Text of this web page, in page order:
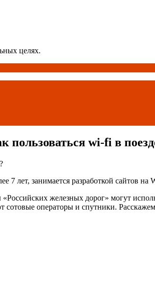
целях.
wi-fi в
лет, занимается разработкой сайтов на
железных дорог» могут
операторы и спутники.